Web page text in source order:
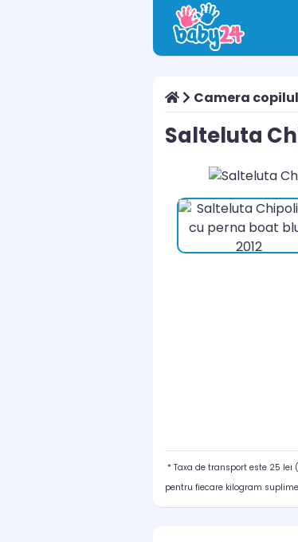
Camera
Salteluta
* Taxa de transport este 25 lei
pentru fiecare kilogram